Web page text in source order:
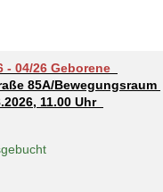
- 04/26 Geborene
85A/Bewegungsraum
11.00 Uhr